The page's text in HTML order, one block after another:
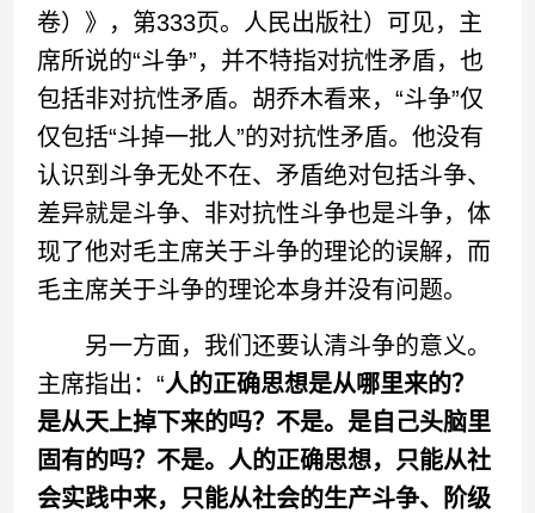
卷）》，第333页。人民出版社）可见，主
席所说的“斗争”，并不特指对抗性矛盾，也
包括非对抗性矛盾。胡乔木看来，“斗争”仅
仅包括“斗掉一批人”的对抗性矛盾。他没有
认识到斗争无处不在、矛盾绝对包括斗争、
差异就是斗争、非对抗性斗争也是斗争，体
现了他对毛主席关于斗争的理论的误解，而
毛主席关于斗争的理论本身并没有问题。
另一方面，我们还要认清斗争的意义。
主席指出：“人的正确思想是从哪里来的？
是从天上掉下来的吗？不是。是自己头脑里
固有的吗？不是。人的正确思想，只能从社
会实践中来，只能从社会的生产斗争、阶级